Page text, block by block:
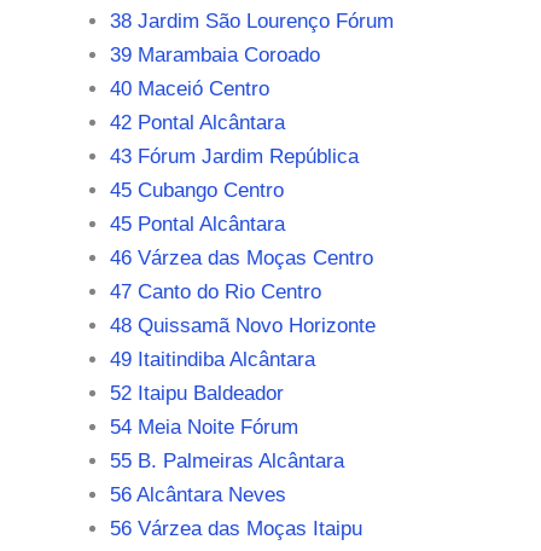
38 Jardim São Lourenço Fórum
39 Marambaia Coroado
40 Maceió Centro
42 Pontal Alcântara
43 Fórum Jardim República
45 Cubango Centro
45 Pontal Alcântara
46 Várzea das Moças Centro
47 Canto do Rio Centro
48 Quissamã Novo Horizonte
49 Itaitindiba Alcântara
52 Itaipu Baldeador
54 Meia Noite Fórum
55 B. Palmeiras Alcântara
56 Alcântara Neves
56 Várzea das Moças Itaipu